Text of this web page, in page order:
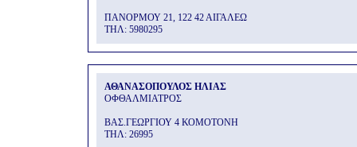
ΠΑΝΟΡΜΟΥ 21, 122 42 ΑΙΓΑΛΕΩ
THΛ: 5980295
ΑΘΑΝΑΣΟΠΟΥΛΟΣ ΗΛΙΑΣ
ΟΦΘΑΛΜΙΑΤΡΟΣ
ΒΑΣ.ΓΕΩΡΓΙΟΥ 4 ΚΟΜΟΤΟΝΗ
THΛ: 26995